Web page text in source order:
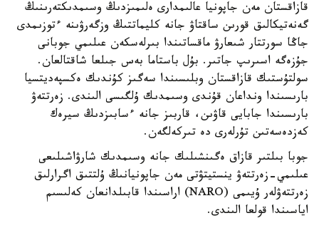
قازاقستان مەن جاپونيا عالىمدارى ەلىمىزدىڭ وسىمدىكتەرىنىڭ
گەنەتيكالىق قورىن ساقتاۋ جانە كليماتتىڭ وزگەرۋىنە ءتوزىمدى
جاڭا سورتتار شىعارۋ ماقساتىندا بىرلەسكەن عىلىمي جوبانى
جۇزەگە اسىرىپ جاتىر. بۇل باستاما بەس جىلعا شاقتالعان.
سولتۇستىك قازاقستان وبلىسىندا سەگىز كۇندىك ەكسپەديتسيا
بارىسىندا ونداعان قۇندى وسىمدىك ۇلگىسى الىندى. زەرتتەۋ
بارىسىندا جابايى قاۋىن، قاربىز جانە ءسابىزدىڭ سيرەك
كەزدەسەتىن تۇرلەرى دە تىركەلگەن.
جوبا بىلتىر قازاق ەگىنشىلىك جانە وسىمدىك شارۋاشىلىعى
عىلىمي-زەرتتەۋ ينستيتۋتى مەن جاپونيانىڭ ۇلتتىق اگرارلىق
زەرتتەۋلەر ۇيىمى (NARO) اراسىندا قابىلدانعان كەلىسىم
اياسىندا قولعا الىندى.